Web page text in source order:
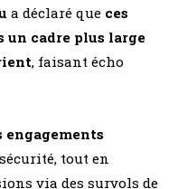
a déclaré que ces
un cadre plus large
, faisant écho
engagements
tout en
via des survols de